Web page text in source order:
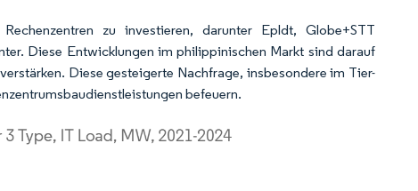
zu investieren, darunter Epldt, Globe+STT
Diese Entwicklungen im philippinischen Markt sind darauf
Diese gesteigerte Nachfrage, insbesondere im Tier-
befeuern.